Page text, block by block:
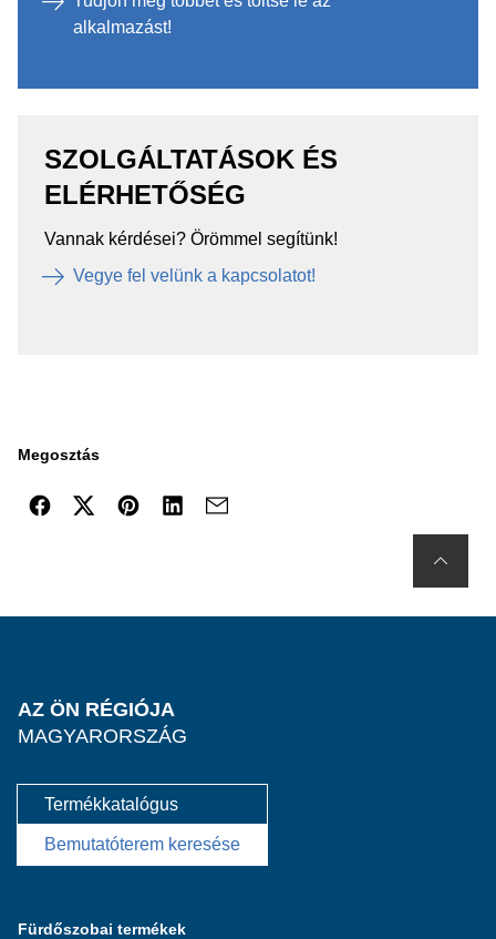
alkalmazást!
SZOLGÁLTATÁSOK ÉS
ELÉRHETŐSÉG
Vannak kérdései? Örömmel segítünk!
Vegye fel velünk a kapcsolatot!
Megosztás
AZ ÖN RÉGIÓJA
MAGYARORSZÁG
Termékkatalógus
Bemutatóterem keresése
Fürdőszobai termékek